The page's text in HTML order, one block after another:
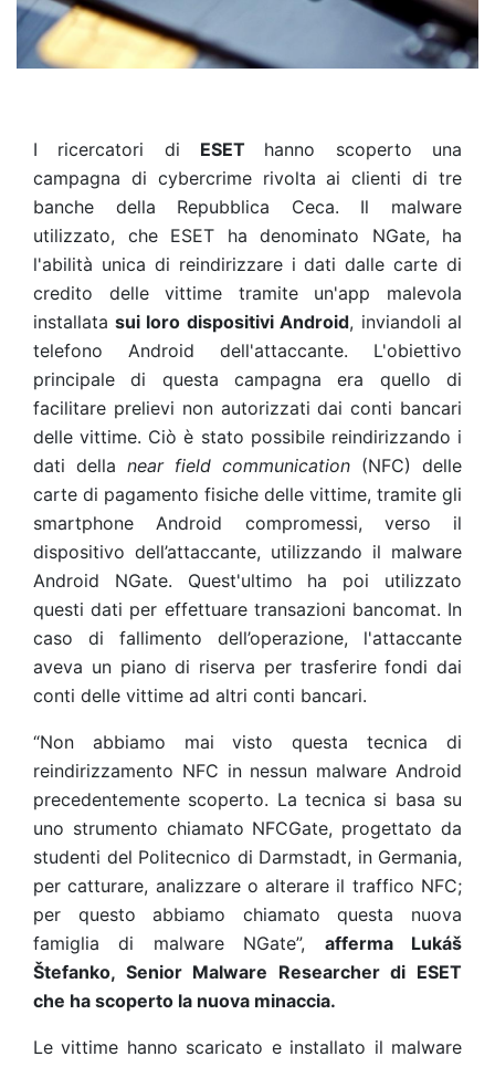
I ricercatori di ESET hanno scoperto una
campagna di cybercrime rivolta ai clienti di tre
banche della Repubblica Ceca. Il malware
utilizzato, che ESET ha denominato NGate, ha
l'abilità unica di reindirizzare i dati dalle carte di
credito delle vittime tramite un'app malevola
installata sui loro dispositivi Android, inviandoli al
telefono Android dell'attaccante. L'obiettivo
principale di questa campagna era quello di
facilitare prelievi non autorizzati dai conti bancari
delle vittime. Ciò è stato possibile reindirizzando i
dati della near field communication (NFC) delle
carte di pagamento fisiche delle vittime, tramite gli
smartphone Android compromessi, verso il
dispositivo dell’attaccante, utilizzando il malware
Android NGate. Quest'ultimo ha poi utilizzato
questi dati per effettuare transazioni bancomat. In
caso di fallimento dell’operazione, l'attaccante
aveva un piano di riserva per trasferire fondi dai
conti delle vittime ad altri conti bancari.
“Non abbiamo mai visto questa tecnica di
reindirizzamento NFC in nessun malware Android
precedentemente scoperto. La tecnica si basa su
uno strumento chiamato NFCGate, progettato da
studenti del Politecnico di Darmstadt, in Germania,
per catturare, analizzare o alterare il traffico NFC;
per questo abbiamo chiamato questa nuova
famiglia di malware NGate”, afferma Lukáš
Štefanko, Senior Malware Researcher di ESET
che ha scoperto la nuova minaccia.
Le vittime hanno scaricato e installato il malware